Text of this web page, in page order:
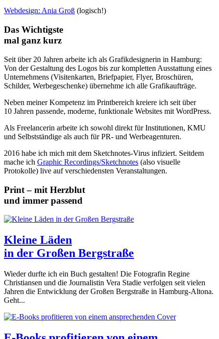
Webdesign: Ania Groß (logisch!)
Das Wichtigste
mal ganz kurz
Seit über 20 Jahren arbeite ich als Grafik­designerin in Hamburg:
Von der Gestaltung des Logos bis zur kompletten Ausstattung eines
Unternehmens (Visitenkarten, Briefpapier, Flyer, Broschüren,
Schilder, Werbegeschenke) übernehme ich alle Grafikaufträge.
Neben meiner Kompetenz im Printbereich kreiere ich seit über
10 Jahren passende, moderne, funktionale Websites mit WordPress.
Als Freelancerin arbeite ich sowohl direkt für Institutionen, KMU
und Selbstständige als auch für PR- und Werbeagenturen.
2016 habe ich mich mit dem Sketchnotes-Virus infiziert. Seitdem
mache ich Graphic Recordings/Sketchnotes (also visuelle
Protokolle) live auf verschiedensten Veranstaltungen.
Print – mit Herzblut
und immer passend
Kleine Läden
in der Großen Bergstraße
Wieder durfte ich ein Buch gestalten! Die Fotografin Regine
Christiansen und die Journalistin Vera Stadie verfolgen seit vielen
Jahren die Entwicklung der Großen Bergstraße in Hamburg-Altona.
Geht...